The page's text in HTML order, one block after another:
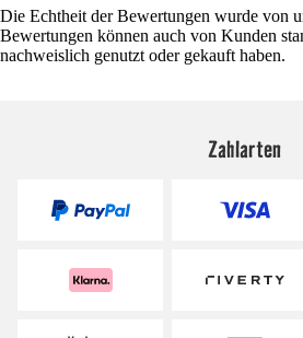
Die Echtheit der Bewertungen wurde von
Bewertungen können auch von Kunden
nachweislich genutzt oder gekauft haben.
Zahlarten